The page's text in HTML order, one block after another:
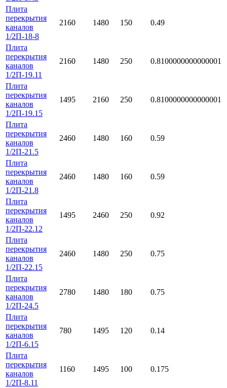
Плита
перекрытия
каналов
1/2П-18-8
2160 1480 150 0.49
Плита
перекрытия
каналов
1/2П-19.11
2160 1480 250 0.8100000000000001
Плита
перекрытия
каналов
1/2П-19.15
1495 2160 250 0.8100000000000001
Плита
перекрытия
каналов
1/2П-21.5
2460 1480 160 0.59
Плита
перекрытия
каналов
1/2П-21.8
2460 1480 160 0.59
Плита
перекрытия
каналов
1/2П-22.12
1495 2460 250 0.92
Плита
перекрытия
каналов
1/2П-22.15
2460 1480 250 0.75
Плита
перекрытия
каналов
1/2П-24.5
2780 1480 180 0.75
Плита
перекрытия
каналов
1/2П-6.15
780 1495 120 0.14
Плита
перекрытия
каналов
1/2П-8.11
1160 1495 100 0.175